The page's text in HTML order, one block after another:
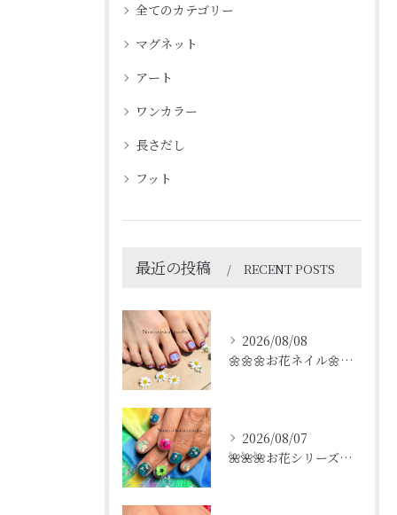
全てのカテゴリー
マグネット
アート
ワンカラー
長さだし
フット
最近の投稿 RECENT POSTS
2026/08/08
🌼🌼🌼お花ネイル🌼🌼🌼
2026/08/07
🌺🌺🌺お花シリーズ🌺🌺🌺